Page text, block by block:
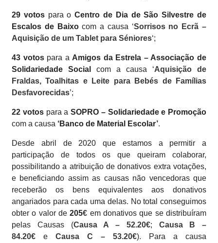
29 votospara oCentro de Dia de São Silvestre de
Escalos de Baixocom a causa ‘Sorrisos no Ecrã –
Aquisição de um Tablet para Séniores‘;
43 votospara a Amigos da Estrela – Associação de
Solidariedade Social
com a causa ‘Aquisição de
Fraldas, Toalhitas e Leite para Bebés de Famílias
Desfavorecidas’;
22 votospara a SOPRO – Solidariedade e Promoção
com a causa ‘Banco de Material Escolar’.
Desde abril de 2020 que estamos a permitir a
participação de todos os que queiram colaborar,
possibilitando a atribuição de donativos extra votações,
e beneficiando assim as causas não vencedoras que
receberão os bens equivalentes aos donativos
angariados para cada uma delas. No total conseguimos
obter o valor de205€ em donativos que se distribuíram
pelas Causas (Causa A – 52.20€; Causa B –
84.20€ e Causa C – 53.20€). Para a causa